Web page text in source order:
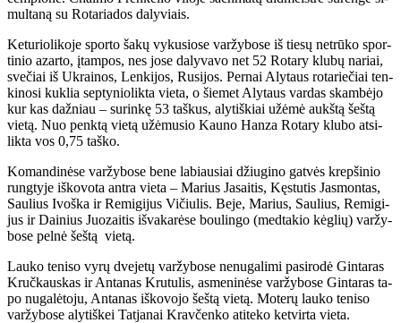
mul­ta­ną su Ro­ta­ria­dos da­ly­viais.
Ke­tu­rio­li­ko­je spor­to ša­kų vy­ku­sio­se var­žy­bo­se iš tie­sų ne­trū­ko spor­
ti­nio azar­to, įtam­pos, nes jo­se da­ly­va­vo net 52 Ro­ta­ry klu­bų na­riai,
sve­čiai iš Uk­rai­nos, Len­ki­jos, Ru­si­jos. Per­nai Aly­taus ro­ta­rie­čiai ten­
ki­no­si kuk­lia sep­ty­nio­lik­ta vie­ta, o šie­met Aly­taus var­das skam­bė­jo
kur kas daž­niau – su­rin­kę 53 taš­kus, aly­tiš­kiai už­ėmė aukš­tą šeš­tą
vie­tą. Nuo penk­tą vie­tą už­ėmu­sio Kau­no Han­za Ro­ta­ry klu­bo at­si­
lik­ta vos 0,75 taš­ko.
Ko­man­di­nė­se var­žy­bo­se be­ne la­biau­siai džiu­gi­no gat­vės krep­ši­nio
rung­ty­je iš­ko­vo­ta an­tra vie­ta – Ma­rius Ja­sai­tis, Kęs­tu­tis Jas­mon­tas,
Sau­lius Ivoš­ka ir Re­mi­gi­jus Vi­čiu­lis. Be­je, Ma­rius, Sau­lius, Re­mi­gi­
jus ir Dai­nius Juo­zai­tis iš­va­ka­rė­se bou­lin­go (med­ta­kio kėg­lių) var­žy­
bo­se pel­nė šeš­tą vie­tą.
Lau­ko te­ni­so vy­rų dve­je­tų var­žy­bo­se ne­nu­ga­li­mi pa­si­ro­dė Gin­ta­ras
Kruč­kaus­kas ir An­ta­nas Kru­tu­lis, as­me­ni­nė­se var­žy­bo­se Gin­ta­ras ta­
po nu­ga­lė­to­ju, An­ta­nas iš­ko­vo­jo šeš­tą vie­tą. Mo­te­rų lau­ko te­ni­so
var­žy­bo­se aly­tiš­kei Tat­ja­nai Krav­čen­ko ati­te­ko ket­vir­ta vie­ta.